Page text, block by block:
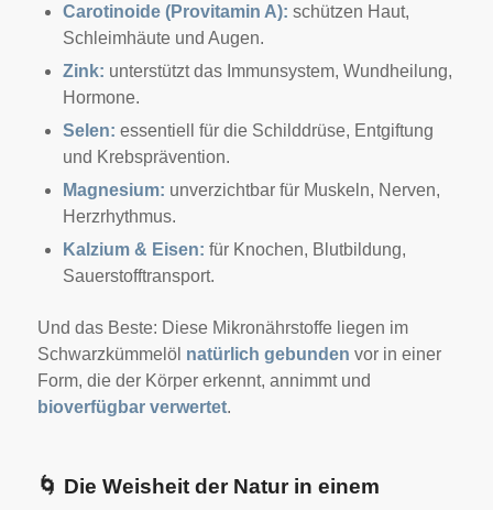
Carotinoide (Provitamin A): schützen Haut,
Schleimhäute und Augen.
Zink: unterstützt das Immunsystem, Wundheilung,
Hormone.
Selen: essentiell für die Schilddrüse, Entgiftung
und Krebsprävention.
Magnesium: unverzichtbar für Muskeln, Nerven,
Herzrhythmus.
Kalzium & Eisen: für Knochen, Blutbildung,
Sauerstofftransport.
Und das Beste: Diese Mikronährstoffe liegen im
Schwarzkümmelöl natürlich gebunden vor in einer
Form, die der Körper erkennt, annimmt und
bioverfügbar verwertet.
🌀 Die Weisheit der Natur in einem